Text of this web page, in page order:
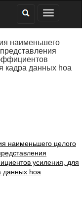
наименьшего
кадра данных hoa